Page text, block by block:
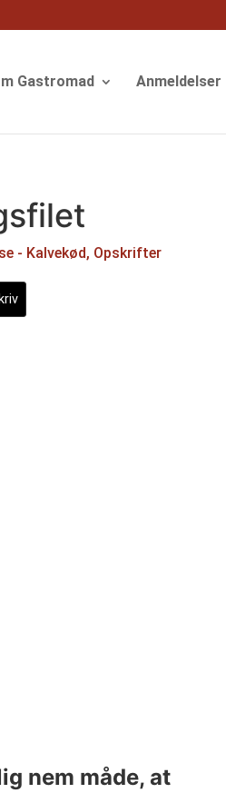
Gastromad Anmeldelser
- Kalvekød, Opskrifter
nem måde, at